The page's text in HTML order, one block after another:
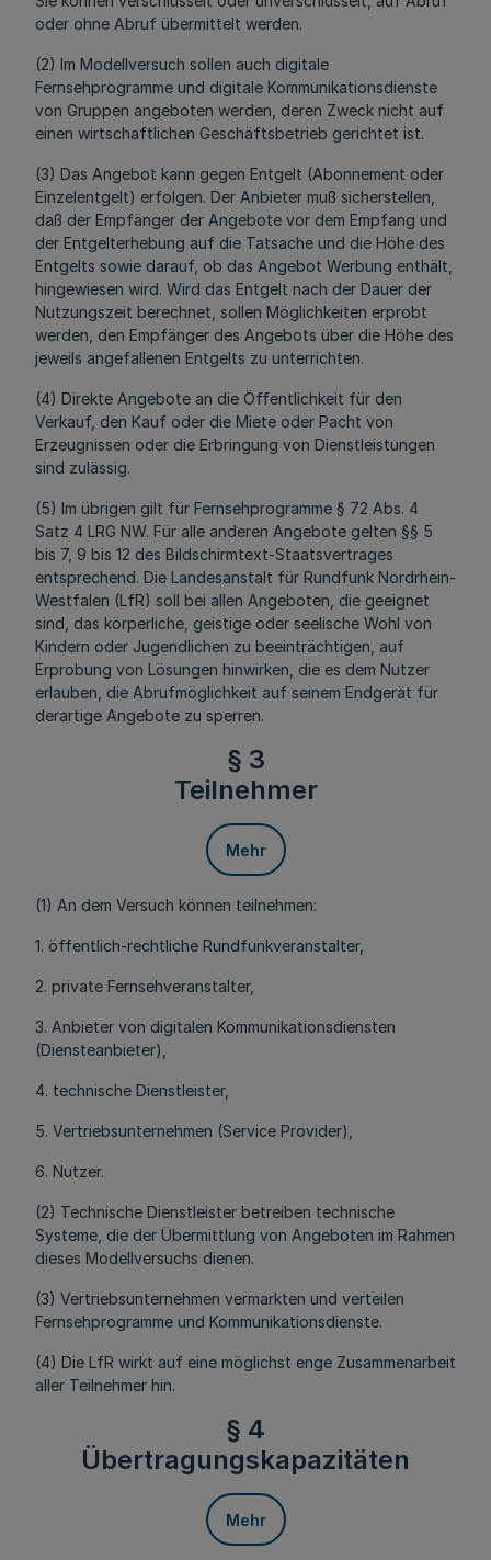
oder ohne Abruf übermittelt werden.
(2) Im Modellversuch sollen auch digitale
Fernsehprogramme und digitale Kommunikationsdienste
von Gruppen angeboten werden, deren Zweck nicht auf
einen wirtschaftlichen Geschäftsbetrieb gerichtet ist.
(3) Das Angebot kann gegen Entgelt (Abonnement oder
Einzelentgelt) erfolgen. Der Anbieter muß sicherstellen,
daß der Empfänger der Angebote vor dem Empfang und
der Entgelterhebung auf die Tatsache und die Höhe des
Entgelts sowie darauf, ob das Angebot Werbung enthält,
hingewiesen wird. Wird das Entgelt nach der Dauer der
Nutzungszeit berechnet, sollen Möglichkeiten erprobt
werden, den Empfänger des Angebots über die Höhe des
jeweils angefallenen Entgelts zu unterrichten.
(4) Direkte Angebote an die Öffentlichkeit für den
Verkauf, den Kauf oder die Miete oder Pacht von
Erzeugnissen oder die Erbringung von Dienstleistungen
sind zulässig.
(5) Im übrigen gilt für Fernsehprogramme § 72 Abs. 4
Satz 4 LRG NW. Für alle anderen Angebote gelten §§ 5
bis 7, 9 bis 12 des Bildschirmtext-Staatsvertrages
entsprechend. Die Landesanstalt für Rundfunk Nordrhein-
Westfalen (LfR) soll bei allen Angeboten, die geeignet
sind, das körperliche, geistige oder seelische Wohl von
Kindern oder Jugendlichen zu beeinträchtigen, auf
Erprobung von Lösungen hinwirken, die es dem Nutzer
erlauben, die Abrufmöglichkeit auf seinem Endgerät für
derartige Angebote zu sperren.
§ 3
Teilnehmer
Mehr
(1) An dem Versuch können teilnehmen:
1. öffentlich-rechtliche Rundfunkveranstalter,
2. private Fernsehveranstalter,
3. Anbieter von digitalen Kommunikationsdiensten
(Diensteanbieter),
4. technische Dienstleister,
5. Vertriebsunternehmen (Service Provider),
6. Nutzer.
(2) Technische Dienstleister betreiben technische
Systeme, die der Übermittlung von Angeboten im Rahmen
dieses Modellversuchs dienen.
(3) Vertriebsunternehmen vermarkten und verteilen
Fernsehprogramme und Kommunikationsdienste.
(4) Die LfR wirkt auf eine möglichst enge Zusammenarbeit
aller Teilnehmer hin.
§ 4
Übertragungskapazitäten
Mehr